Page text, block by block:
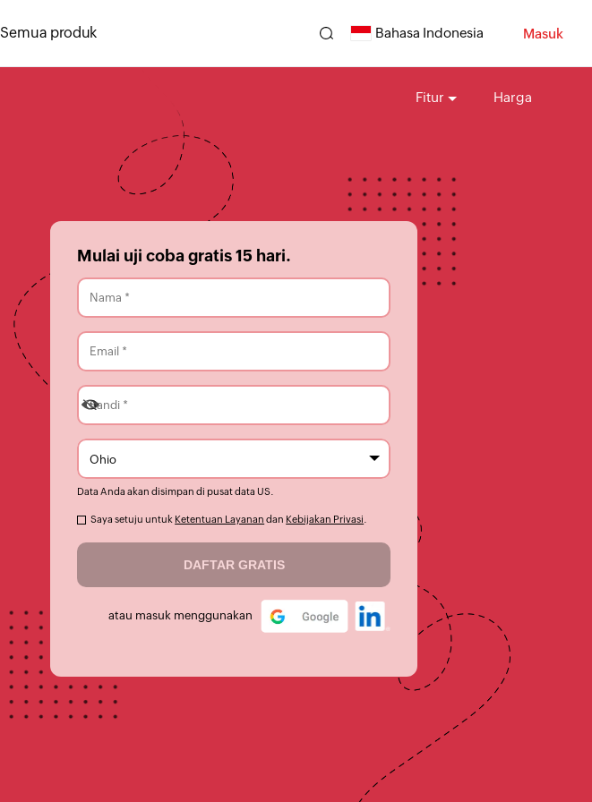
Semua produk Bahasa Indonesia Masuk
Fitur Harga
Mulai uji coba gratis15 hari.
Data Anda akan disimpan di pusat data US
Saya setuju untuk Ketentuan Layanan dan Kebijakan Privasi
atau masuk menggunakan